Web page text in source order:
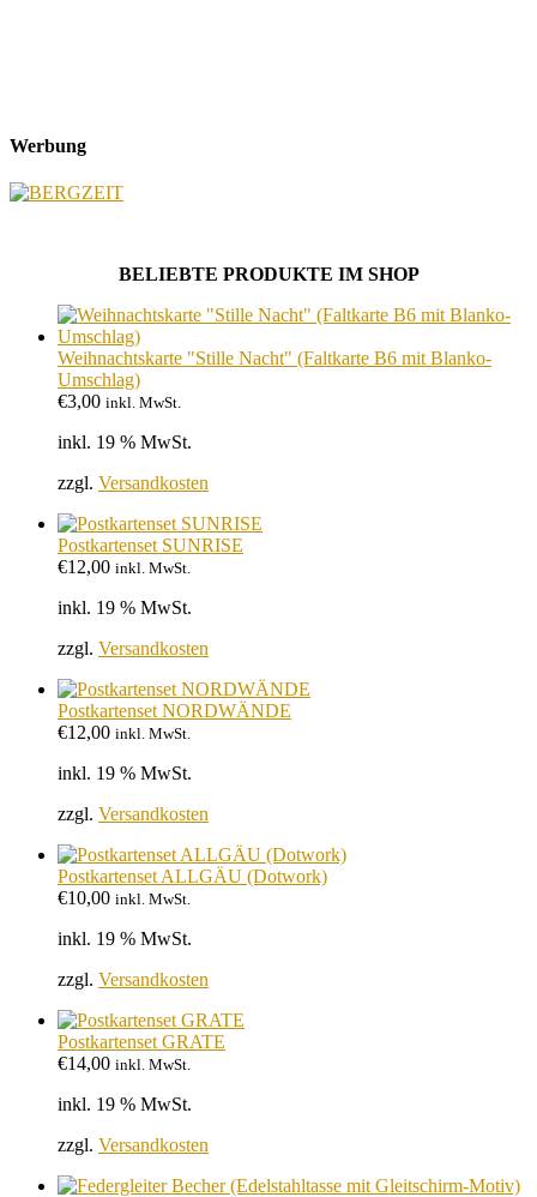
Werbung
BELIEBTE PRODUKTE IM SHOP
Weihnachtskarte "Stille Nacht" (Faltkarte B6 mit Blanko-
Umschlag)
€3,00 inkl. MwSt.
inkl. 19 % MwSt.
zzgl. Versandkosten
Postkartenset SUNRISE
€12,00 inkl. MwSt.
inkl. 19 % MwSt.
zzgl. Versandkosten
Postkartenset NORDWÄNDE
€12,00 inkl. MwSt.
inkl. 19 % MwSt.
zzgl. Versandkosten
Postkartenset ALLGÄU (Dotwork)
€10,00 inkl. MwSt.
inkl. 19 % MwSt.
zzgl. Versandkosten
Postkartenset GRATE
€14,00 inkl. MwSt.
inkl. 19 % MwSt.
zzgl. Versandkosten